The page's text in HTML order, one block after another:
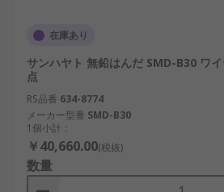
在庫あり
サンハヤト 無鉛はんだ SMD-B30 ワ
点
RS品番 634-8774
メーカー型番 SMD-B30
1個小計：
￥40,660.00(税抜)
数量